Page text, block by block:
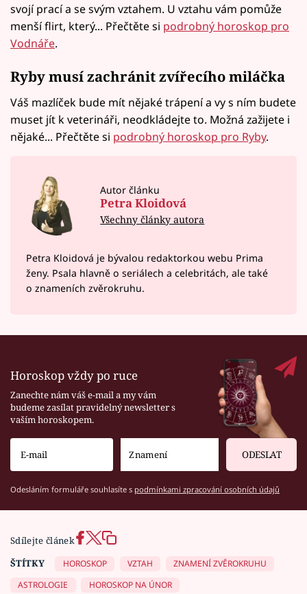
svojí prací a se svým vztahem. U vztahu vám pomůže
menší flirt, který... Přečtěte si podrobný horoskop pro
Vodnáře.
Ryby musí zachránit zvířecího miláčka
Váš mazlíček bude mít nějaké trápení a vy s ním budete
muset jít k veterináři, neodkládejte to. Možná zažijete i
nějaké... Přečtěte si podrobný horoskop pro Ryby.
Autor článku
Petra Kloidová
Všechny články autora
Petra Kloidová je bývalou redaktorkou webu Prima
ženy. Psala hlavně o seriálech a celebritách, ale také
o znameních zvěrokruhu.
Horoskop vždy po ruce
Zanechte nám váš e-mail a my vám
budeme zasílat pravidelný newsletter s
vaším horoskopem.
ODESLAT
Odesláním formuláře souhlasíte s podmínkami zpracování osobních údajů
Sdílejte článek
ŠTÍTKY
HOROSKOP VZTAH
ZNAMENÍ ZVĚROKRUHU
ASTROLOGIE
HOROSKOP NA ÚNOR